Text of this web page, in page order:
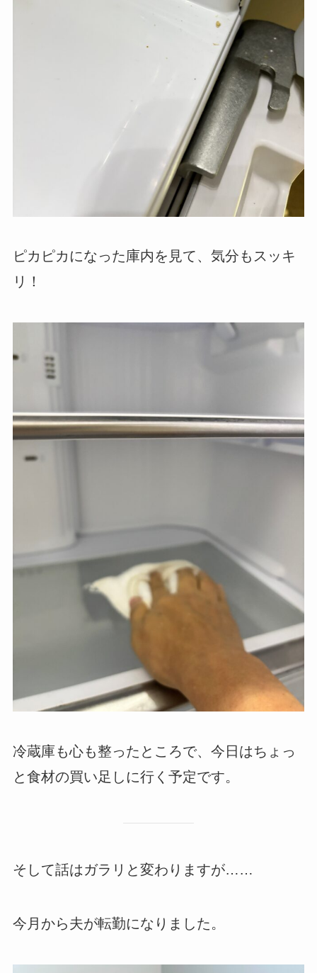
ピカピカになった庫内を見て、気分もスッキ
リ！
冷蔵庫も心も整ったところで、今日はちょっ
と食材の買い足しに行く予定です。
そして話はガラリと変わりますが……
今月から夫が転勤になりました。